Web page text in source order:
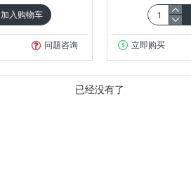
加入购物车
问题咨询 立即购买
已经没有了